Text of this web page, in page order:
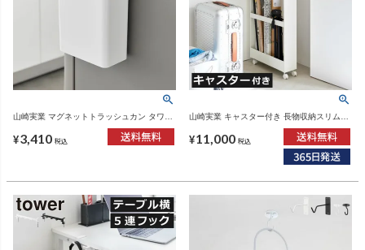
山崎実業 マグネットトラッシュカン タワー
7L tower | インテリア雑貨・タワーシリー
ズ・ゴミ箱
¥3,410 税込
山崎実業 キャスター付き 長物収納スリムワ
ゴン タワー tower | インテリア雑貨・タワー
シリーズ
¥11,000 税込